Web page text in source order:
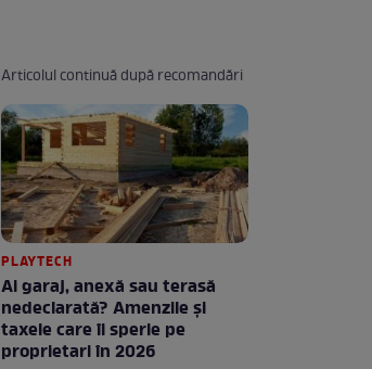
Articolul continuă după recomandări
PLAYTECH
Ai garaj, anexă sau terasă
nedeclarată? Amenzile și
taxele care îi sperie pe
proprietari în 2026